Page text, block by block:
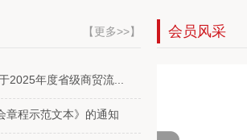
【更多>>】
2025年度省级商贸流...
章程示范文本》的通知
会员风采